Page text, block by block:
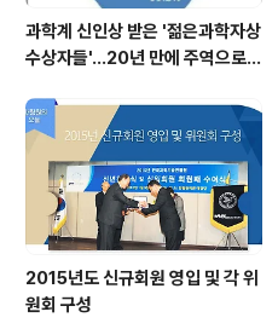
과학계 신인상 받은 '젊은과학자상
수상자들'…20년 만에 주역으로
2015년도 신규회원 영입 및 각 위
원회 구성